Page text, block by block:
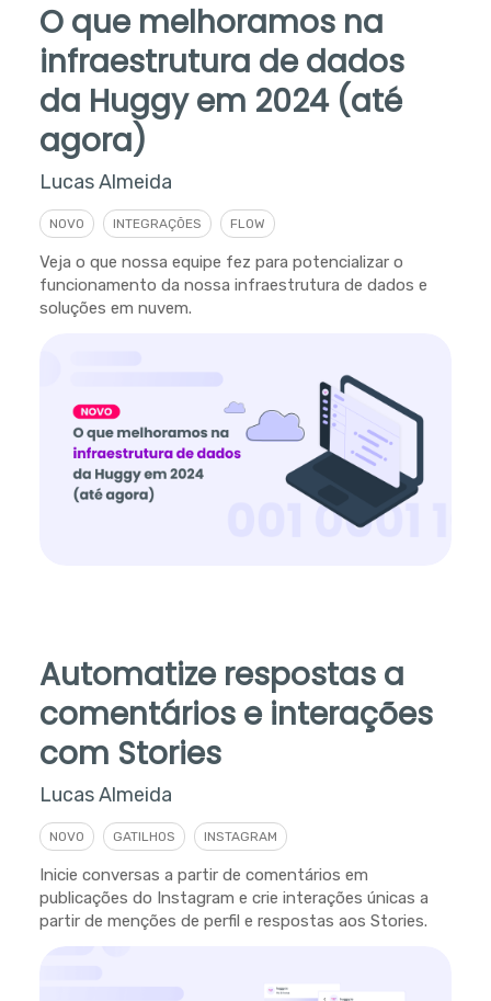
O que melhoramos na
infraestrutura de dados
da Huggy em 2024 (até
agora)
Lucas Almeida
NOVO INTEGRAÇÕES FLOW
Veja o que nossa equipe fez para potencializar o
funcionamento da nossa infraestrutura de dados e
soluções em nuvem.
Automatize respostas a
comentários e interações
com Stories
Lucas Almeida
NOVO GATILHOS INSTAGRAM
Inicie conversas a partir de comentários em
publicações do Instagram e crie interações únicas a
partir de menções de perfil e respostas aos Stories.